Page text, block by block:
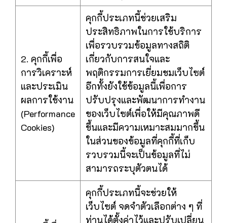
2. คุกกี้เพื่อ
การวิเคราะห์
และประเมิน
ผลการใช้งาน
(Performance
Cookies)
คุกกี้ประเภทนี้ช่วยเสริม
ประสิทธิภาพในการใช้บริการ
เพื่อรวบรวมข้อมูลทางสถิติ
เกี่ยวกับการสนใจและ
พฤติกรรมการเยี่ยมชมเว็บไซต์
อีกทั้งยังใช้ข้อมูลนี้เพื่อการ
ปรับปรุงและพัฒนาการทำงาน
ของเว็บไซต์เพื่อให้มีคุณภาพดี
ขึ้นและมีความเหมาะสมมากขึ้น
ในส่วนของข้อมูลที่คุกกี้ที่เก็บ
รวบรวมนี้จะเป็นข้อมูลที่ไม่
สามารถระบุตัวตนได้
คุกกี้ประเภทนี้จะช่วยให้
เว็บไซต์ จดจำตัวเลือกต่าง ๆ ที่
ท่านได้ตั้งค่าไว้และปรับเปลี่ยน